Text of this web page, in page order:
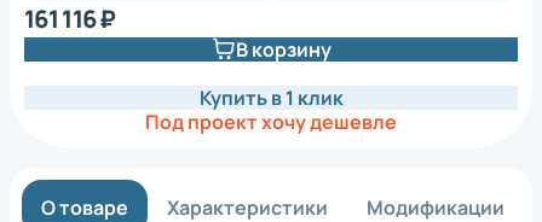
161 116 ₽
В корзину
Купить в 1 клик
Под проект хочу дешевле
О товаре Характеристики Модификации